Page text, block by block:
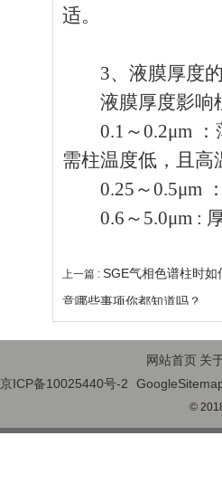
适。
3、液膜厚度的
液膜厚度影响柱
0.1～0.2μm ：
需柱温度低，且高
0.25～0.5μm
0.6～5.0μm : 厚
上一篇 : SGE气相色谱柱时
意哪些事项你都知道吗？
网站首页 关
京ICP备10025440号-2
©